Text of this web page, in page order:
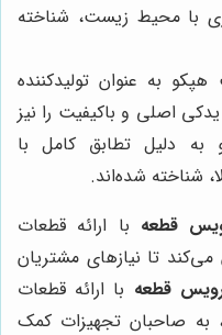
با محیط زیست، شناخته
به عنوان تولیدکننده
اصلی و باکیفیت را نیز
به دلیل تطابق کامل با
شناخته شده‌اند.
قطعه با ارائه قطعات
تا نیازهای مشتریان
قطعه با ارائه قطعات
به صاحبان تجهیزات کمک